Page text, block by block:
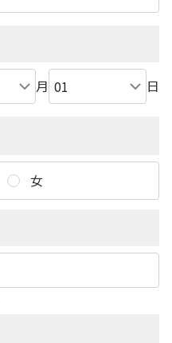
月 日
女